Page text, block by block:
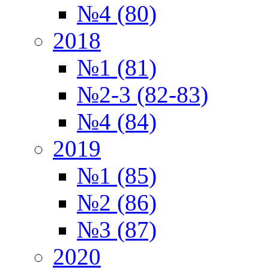
№4 (80)
2018
№1 (81)
№2-3 (82-83)
№4 (84)
2019
№1 (85)
№2 (86)
№3 (87)
2020